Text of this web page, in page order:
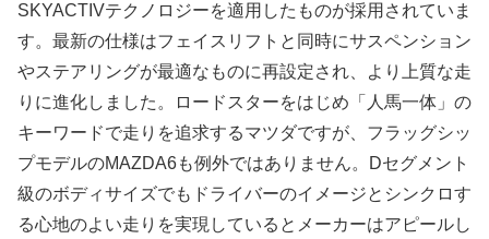
SKYACTIVテクノロジーを適用したものが採用されていま
す。最新の仕様はフェイスリフトと同時にサスペンション
やステアリングが最適なものに再設定され、より上質な走
りに進化しました。ロードスターをはじめ「人馬一体」の
キーワードで走りを追求するマツダですが、フラッグシッ
プモデルのMAZDA6も例外ではありません。Dセグメント
級のボディサイズでもドライバーのイメージとシンクロす
る心地のよい走りを実現しているとメーカーはアピールし